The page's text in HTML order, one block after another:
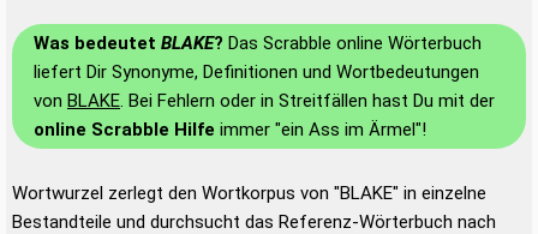
Was bedeutet BLAKE? Das Scrabble online Wörterbuch
liefert Dir Synonyme, Definitionen und Wortbedeutungen
von BLAKE. Bei Fehlern oder in Streitfällen hast Du mit der
online Scrabble Hilfe immer "ein Ass im Ärmel"!
Wortwurzel zerlegt den Wortkorpus von "BLAKE" in einzelne
Bestandteile und durchsucht das Referenz-Wörterbuch nach